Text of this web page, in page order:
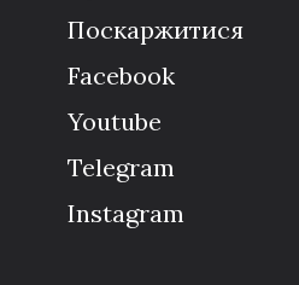
Поскаржитися
Facebook
Youtube
Telegram
Instagram